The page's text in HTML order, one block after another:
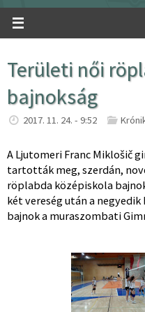
Területi női
bajnokság
2017. 11. 24. - 9:52
A Ljutomeri Franc Miklošič
tartották meg, szerdán,
röplabda középiskola
két vereség után a
bajnok a muraszombati